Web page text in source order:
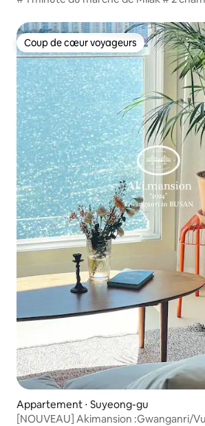
Coup de cœur voyageurs
Coup de cœur voyageurs
Appartement ⋅ Suyeong-gu
[NOUVEAU] Akimansion :Gwanganri/